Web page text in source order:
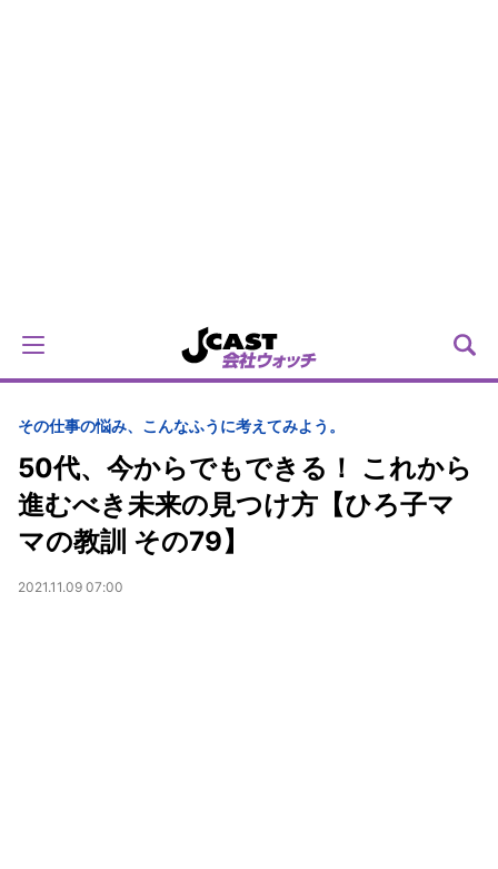
その仕事の悩み、こんなふうに考えてみよう。
50代、今からでもできる！ これから
進むべき未来の見つけ方【ひろ子マ
マの教訓 その79】
2021.11.09 07:00